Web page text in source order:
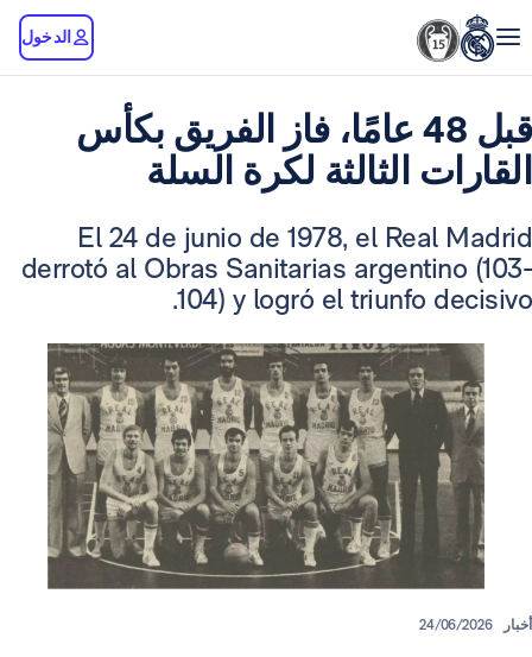
قبل 48 عامًا، فاز الفريق بكأس
الثالثة لكرة السلة
El 24 de junio de 1978, el
derrotó al Obras Sanitarias
104) y logró el triunfo
24/